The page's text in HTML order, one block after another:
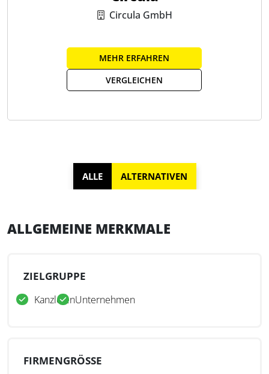
Circula GmbH
MEHR ERFAHREN
VERGLEICHEN
ALLGEMEINE MERKMALE
ZIELGRUPPE
KanzleienUnternehmen
FIRMENGRÖSSE